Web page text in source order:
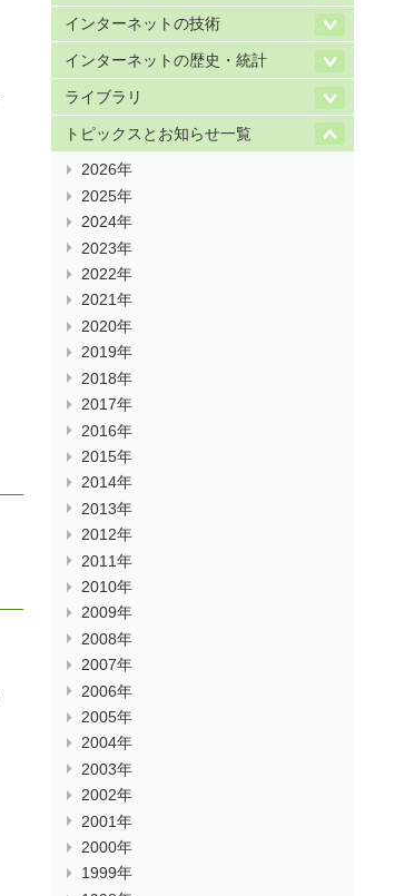
インターネットの技術
インターネットの歴史・統計
ライブラリ
トピックスとお知らせ一覧
2026年
2025年
2024年
2023年
2022年
2021年
2020年
2019年
2018年
2017年
2016年
2015年
2014年
2013年
2012年
2011年
2010年
2009年
2008年
2007年
2006年
2005年
2004年
2003年
2002年
2001年
2000年
1999年